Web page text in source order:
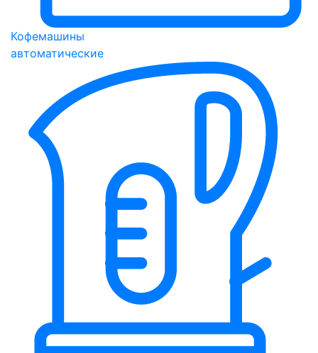
Кофемашины
автоматические